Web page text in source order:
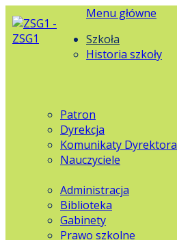
Menu główne
Szkoła
Historia szkoły
Patron
Dyrekcja
Komunikaty Dyrektora
Nauczyciele
Administracja
Biblioteka
Gabinety
Prawo szkolne